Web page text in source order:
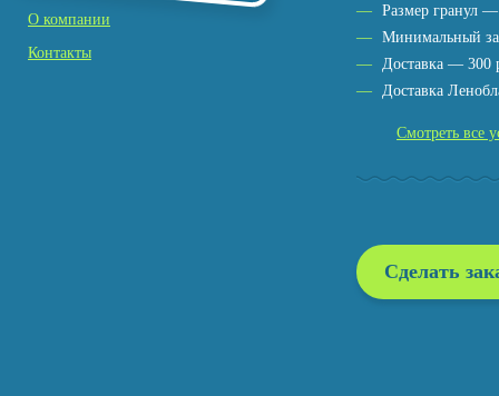
О компании
Контакты
Размер гранул
Минимальный
Доставка — 300
Доставка
Смотреть все
Сделать